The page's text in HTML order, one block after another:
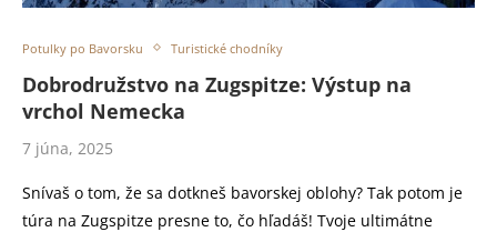
Potulky po Bavorsku Turistické chodníky
Dobrodružstvo na Zugspitze: Výstup na
vrchol Nemecka
7 júna, 2025
Snívaš o tom, že sa dotkneš bavorskej oblohy? Tak potom je
túra na Zugspitze presne to, čo hľadáš! Tvoje ultimátne